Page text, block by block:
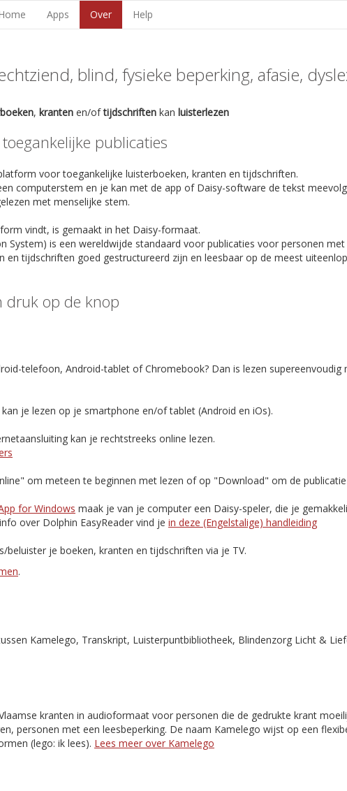
Apps Over Help
blind, fysieke beperking, afasie,
, kranten en/oftijdschriften kan luisterlezen
publicaties
voor toegankelijke luisterboeken, kranten en tijdschriften.
computerstem en je kan met de app of Daisy-software de tekst
met menselijke stem.
vindt, is gemaakt in het Daisy-formaat.
System) is een wereldwijde standaard voor publicaties voor personen met
en tijdschriften goed gestructureerd zijn en leesbaar op de meest
druk op de knop
telefoon, Android-tablet of Chromebook? Dan is lezen supereenvoudig
kan je lezen op je smartphone en/of tablet (Android en iOs).
kan je rechtstreeks online lezen.
om meteen te beginnen met lezen of op "Download" om de
for Windows maak je van je computer een Daisy-speler, die je
over Dolphin EasyReader vind je in deze (Engelstalige) handleiding
beluister je boeken, kranten en tijdschriften via je TV.
.
Kamelego, Transkript, Luisterpuntbibliotheek, Blindenzorg Licht &
kranten in audioformaat voor personen die de gedrukte krant
personen met een leesbeperking. De naam Kamelego wijst op een
(lego: ik lees). Lees meer over Kamelego